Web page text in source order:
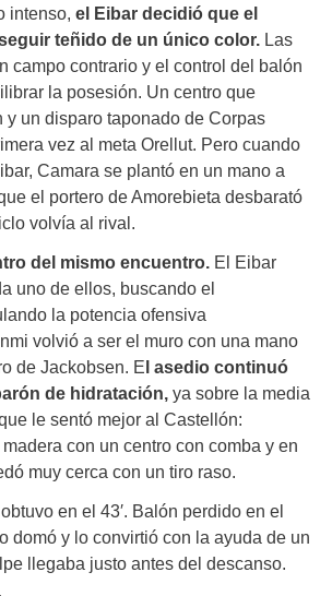
intenso, el Eibar decidió que el
teñido de un único color. Las
campo contrario y el control del balón
la posesión. Un centro que
y un disparo taponado de Corpas
vez al meta Orellut. Pero cuando
Camara se plantó en un mano a
el portero de Amorebieta desbarató
volvía al rival.
del mismo encuentro. El Eibar
uno de ellos, buscando el
la potencia ofensiva
volvió a ser el muro con una mano
de Jackobsen. El asedio continuó
de hidratación, ya sobre la media
le sentó mejor al Castellón:
con un centro con comba y en
muy cerca con un tiro raso.
en el 43′. Balón perdido en el
domó y lo convirtió con la ayuda de un
llegaba justo antes del descanso.